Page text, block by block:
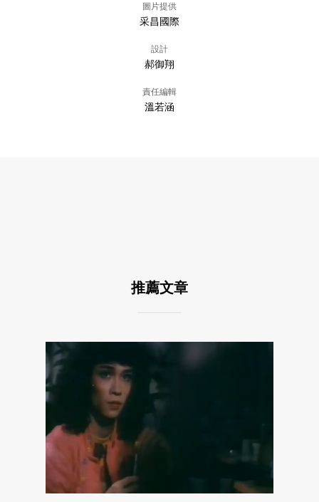
圖片提供
采昌國際
設計
郝御翔
責任編輯
溫若涵
推薦文章